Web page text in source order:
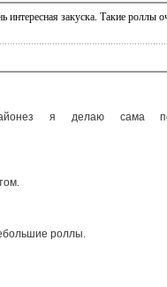
закуска. Такие роллы
я делаю сама
роллы.